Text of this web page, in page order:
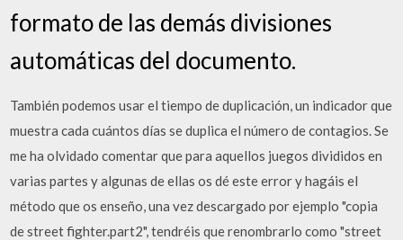
formato de las demás divisiones
automáticas del documento.
También podemos usar el tiempo de duplicación, un indicador que
muestra cada cuántos días se duplica el número de contagios. Se
me ha olvidado comentar que para aquellos juegos divididos en
varias partes y algunas de ellas os dé este error y hagáis el
método que os enseño, una vez descargado por ejemplo "copia
de street fighter.part2", tendréis que renombrarlo como "street